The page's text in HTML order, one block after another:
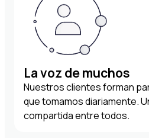
La voz de muchos
Nuestros clientes forman
que tomamos diariamente.
compartida entre todos.